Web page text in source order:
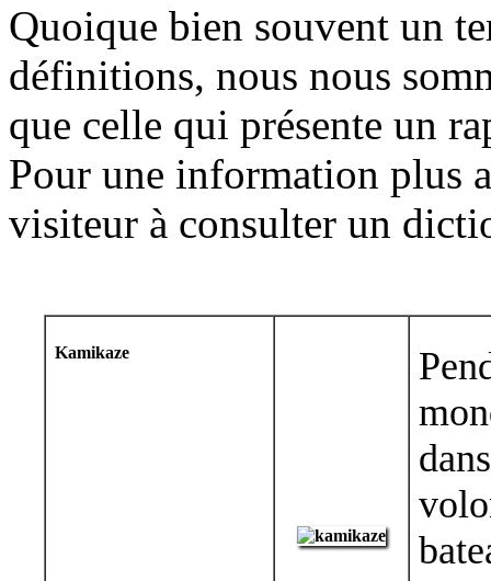
Quoique bien souvent un
définitions, nous nous
que celle qui présente un
Pour une information plus
visiteur à consulter un
Kamikaze